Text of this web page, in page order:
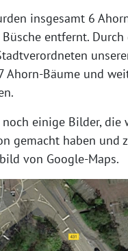
insgesamt 6
entfernt.
Ahorn-Bäume und
einige Bilder, die
gemacht haben und
von Google-Maps.